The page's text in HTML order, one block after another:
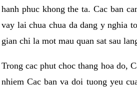
hanh phuc khong the ta. Cac ban
vay lai chua chua da dang y nghia
gian chi la mot mau quan sat sau
Trong cac phut choc thang hoa do,
nhiem Cac ban va doi tuong yeu